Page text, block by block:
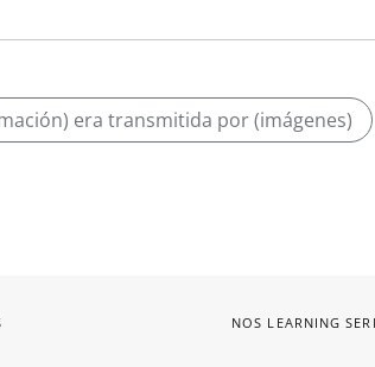
era transmitida por (imágenes)
NOS LEARNING